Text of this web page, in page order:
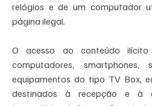
relógios e de um computador
página ilegal.
O acesso ao conteúdo
computadores,
equipamentos do tipo TV Box,
destinados à recepção e à